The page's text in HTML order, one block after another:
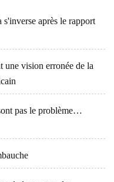
après le rapport
une vision erronée de la
pas le problème…